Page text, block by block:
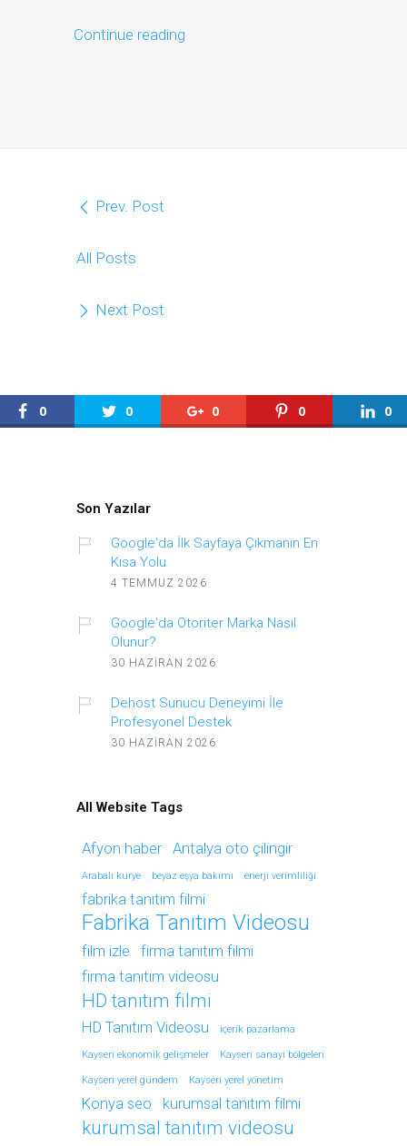
Continue reading
Prev. Post
All Posts
Next Post
0 0 0 0 0
Son Yazılar
Google'da İlk Sayfaya Çıkmanın En
Kısa Yolu
4 TEMMUZ 2026
Google'da Otoriter Marka Nasıl
Olunur?
30 HAZIRAN 2026
Dehost Sunucu Deneyimi İle
Profesyonel Destek
30 HAZIRAN 2026
All Website Tags
Afyon haber Antalya oto çilingir
Arabalı kurye beyaz eşya bakımı enerji verimliliği
fabrika tanıtım filmi
Fabrika Tanıtım Videosu
film izle
firma tanıtım filmi
firma tanıtım videosu
HD tanıtım filmi
HD Tanıtım Videosu içerik pazarlama
Kayseri ekonomik gelişmeler Kayseri sanayi bölgeleri
Kayseri yerel gündem Kayseri yerel yönetim
Konya seo kurumsal tanıtım filmi
kurumsal tanıtım videosu